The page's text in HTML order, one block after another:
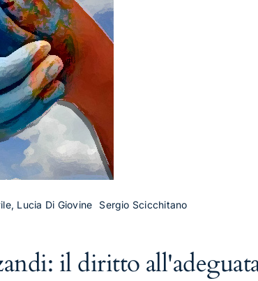
Lucia Di Giovine Sergio Scicchitano
il diritto